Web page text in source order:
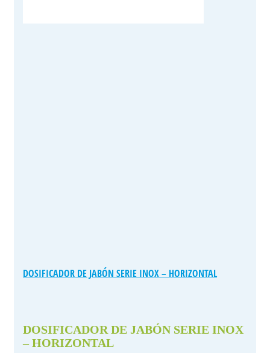
DOSIFICADOR DE JABÓN SERIE INOX – HORIZONTAL
DOSIFICADOR DE JABÓN SERIE INOX
– HORIZONTAL